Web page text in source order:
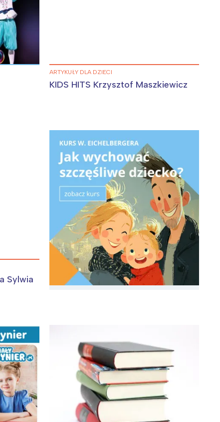
ARTYKUŁY DLA DZIECI
KIDS HITS Krzysztof Maszkiewicz
Sylwia